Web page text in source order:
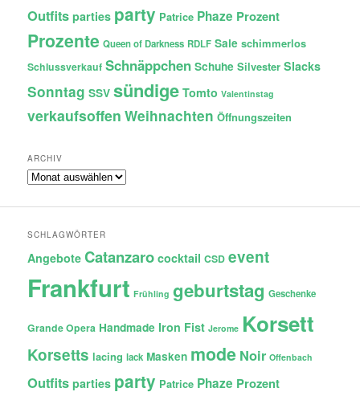
Outfits parties party Patrice Phaze Prozent
Prozente Queen of Darkness RDLF Sale schimmerlos
Schlussverkauf Schnäppchen Schuhe Silvester Slacks
Sonntag SSV sündige Tomto Valentinstag
verkaufsoffen Weihnachten Öffnungszeiten
ARCHIV
Archiv
SCHLAGWÖRTER
Angebote Catanzaro cocktail CSD event
Frankfurt Frühling geburtstag Geschenke
Grande Opera Handmade Iron Fist Jerome Korsett
Korsetts lacing lack Masken mode Noir Offenbach
Outfits parties party Patrice Phaze Prozent